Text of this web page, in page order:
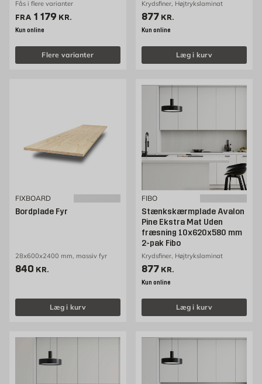
Køkkenindretning er en utrolig nem måde at give køkkenet
nyt liv på, og du kan klare meget af arbejdet selv.
Fås i flere varianter
FRA Pris 1179 kr. /stk
1 179 KR.
Kun online
Flere varianter
Krydsfiner, Højtrykslaminat
Pris 877 kr. /stk
877 KR.
Kun online
Læg i kurv
FIXBOARD
Bordplade Fyr
28x600x2400 mm, massiv fyr
Pris 840 kr. /stk
840 KR.
Læg i kurv
FIBO
Stænkskærmplade Avalon
Pine Ekstra Mat Uden
fræsning 10x620x580 mm
2-pak Fibo
Krydsfiner, Højtrykslaminat
Pris 877 kr. /stk
877 KR.
Kun online
Læg i kurv